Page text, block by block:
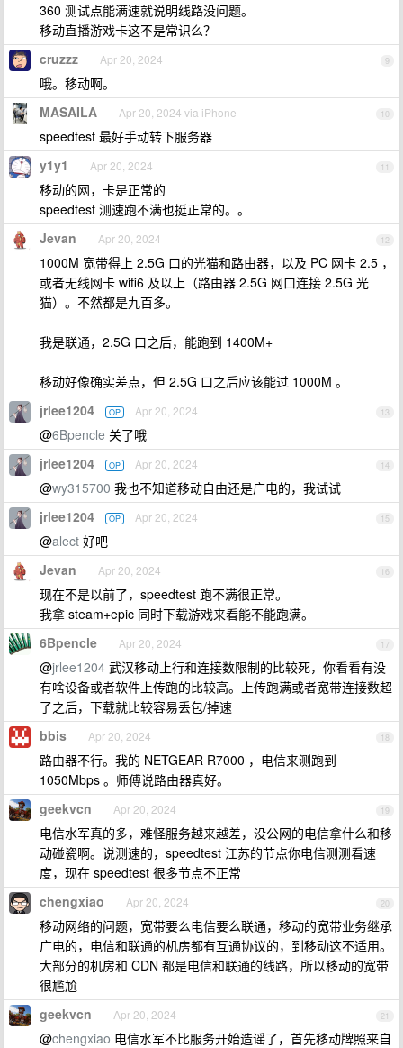
360 测试点能满速就说明线路没问题。
移动直播游戏卡这不是常识么？
9
cruzzz Apr 20, 2024
哦。移动啊。
10
MASAILA Apr 20, 2024 via iPhone
speedtest 最好手动转下服务器
11
y1y1 Apr 20, 2024
移动的网，卡是正常的
speedtest 测速跑不满也挺正常的。。
12
Jevan Apr 20, 2024
1000M 宽带得上 2.5G 口的光猫和路由器，以及 PC 网卡 2.5 ，
或者无线网卡 wifi6 及以上（路由器 2.5G 网口连接 2.5G 光
猫）。不然都是九百多。
我是联通，2.5G 口之后，能跑到 1400M+
移动好像确实差点，但 2.5G 口之后应该能过 1000M 。
13
jrlee1204 OP Apr 20, 2024
@6Bpencle 关了哦
14
jrlee1204 OP Apr 20, 2024
@wy315700 我也不知道移动自由还是广电的，我试试
15
jrlee1204 OP Apr 20, 2024
@alect 好吧
16
Jevan Apr 20, 2024
现在不是以前了，speedtest 跑不满很正常。
我拿 steam+epic 同时下载游戏来看能不能跑满。
17
6Bpencle Apr 20, 2024
@jrlee1204 武汉移动上行和连接数限制的比较死，你看看有没
有啥设备或者软件上传跑的比较高。上传跑满或者宽带连接数超
了之后，下载就比较容易丢包/掉速
18
bbis Apr 20, 2024
路由器不行。我的 NETGEAR R7000 ，电信来测跑到
1050Mbps 。师傅说路由器真好。
19
geekvcn Apr 20, 2024
电信水军真的多，难怪服务越来越差，没公网的电信拿什么和移
动碰瓷啊。说测速的，speedtest 江苏的节点你电信测测看速
度，现在 speedtest 很多节点不正常
20
chengxiao Apr 20, 2024
移动网络的问题，宽带要么电信要么联通，移动的宽带业务继承
广电的，电信和联通的机房都有互通协议的，到移动这不适用。
大部分的机房和 CDN 都是电信和联通的线路，所以移动的宽带
很尴尬
21
geekvcn Apr 20, 2024
@chengxiao 电信水军不比服务开始造谣了，首先移动牌照来自